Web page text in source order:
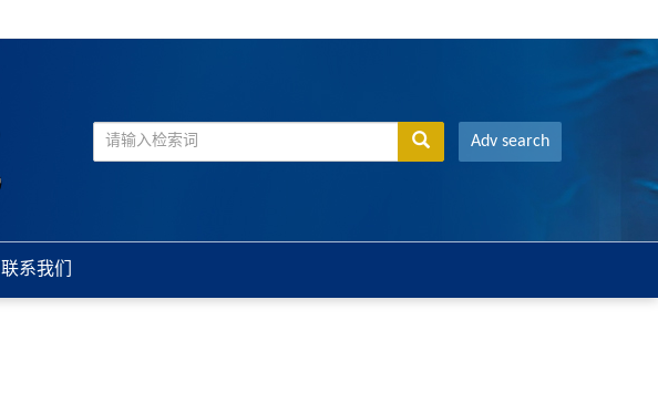
Adv search
联系我们